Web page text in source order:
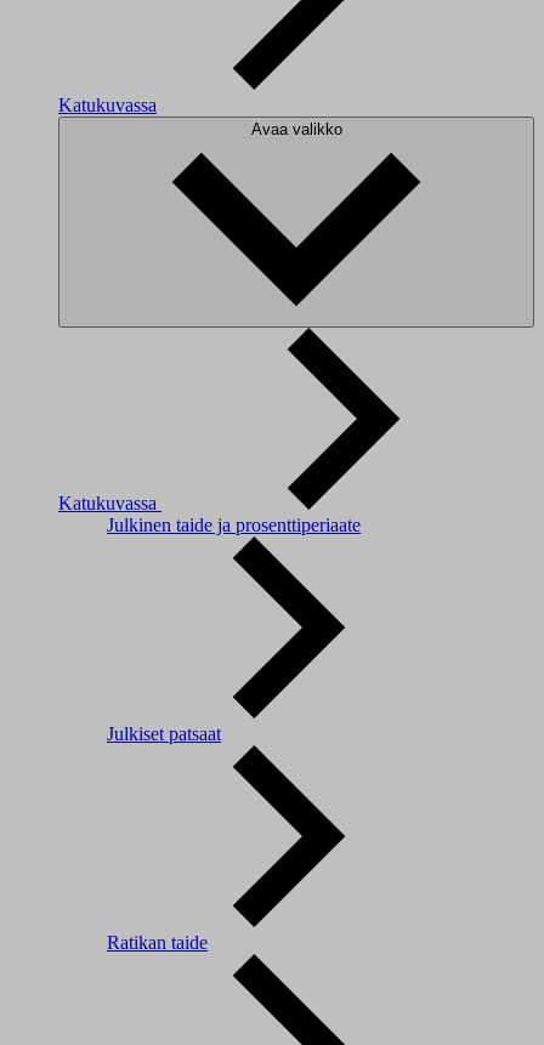
Katukuvassa
Avaa valikko
Katukuvassa
Julkinen taide ja prosenttiperiaate
Julkiset patsaat
Ratikan taide